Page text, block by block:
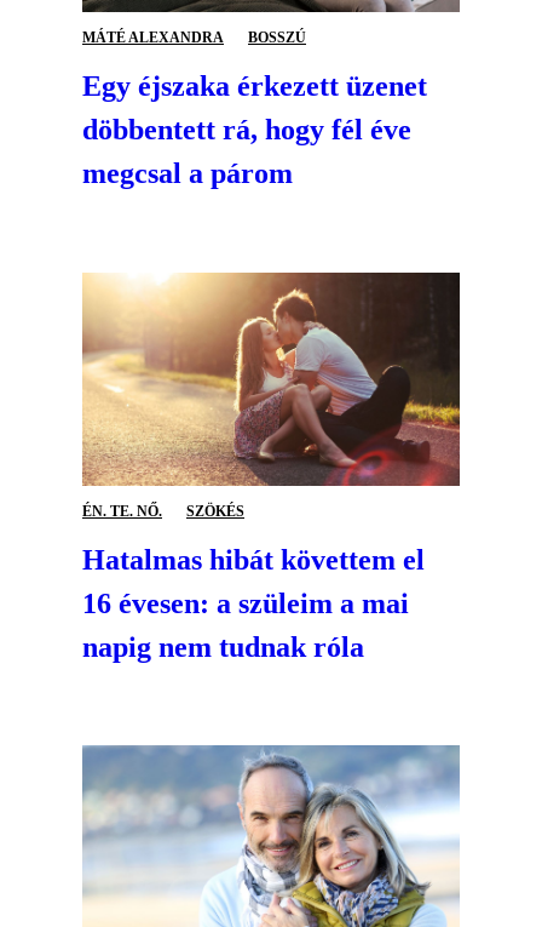
MÁTÉ ALEXANDRA BOSSZÚ
Egy éjszaka érkezett üzenet
döbbentett rá, hogy fél éve
megcsal a párom
ÉN. TE. NŐ. SZÖKÉS
Hatalmas hibát követtem el
16 évesen: a szüleim a mai
napig nem tudnak róla